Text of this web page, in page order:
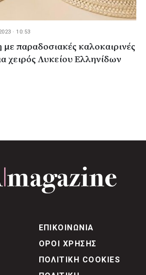
· 10:53
παραδοσιακές καλοκαιρινές
χειρός Λυκείου Ελληνίδων
ΕΠΙΚΟΙΝΩΝΙΑ
ΟΡΟΙ ΧΡΗΣΗΣ
ΠΟΛΙΤΙΚΗ COOKIES